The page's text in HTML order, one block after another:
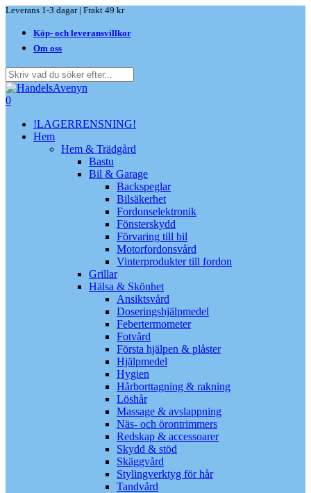
Skip
main
content
Leverans 1-3 dagar | Frakt 49 kr
Köp- och leveransvillkor
Om oss
Close
Search
search
0
!LAGERRENSNING!
Hem
Hem & Trädgård
Bastu
Bil & Garage
Backspeglar
Bilsäkerhet
Fordonselektronik
Fönsterskydd
Förvaring till bil
Motorfordonsvård
Vinterprodukter till fordon
Grillar
Hälsa & Skönhet
Ansiktsvård
Doseringshjälpmedel
Febertermometer
Fotvård
Första hjälpen & plåster
Hjälpmedel
Hygien
Hårborttagning & rakning
Löshår
Massage & avslappning
Näs- och örontrimmers
Redskap & accessoarer
Skydd & stöd
Skäggvård
Stylingverktyg för hår
Tandvård